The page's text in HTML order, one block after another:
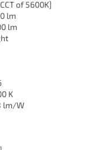
of 5600K]
lm
lm
K
lm/W